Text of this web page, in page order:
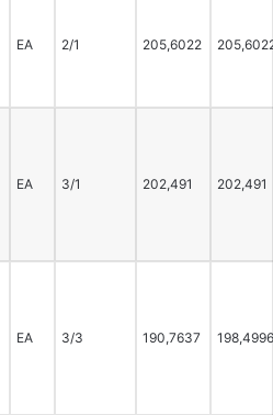
EA 2/1 205,6022
EA 3/1 202,491 202,491
EA 3/3 190,7637 198,4996